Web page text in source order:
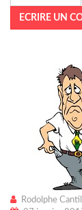
ECRIRE UN
Rodolphe